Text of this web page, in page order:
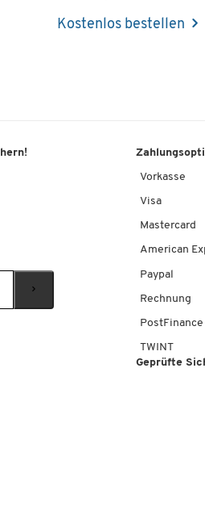
Kostenlos bestellen
Vorkasse
Visa
Mastercard
American
Paypal
Rechnung
PostFinance
TWINT
Geprüfte